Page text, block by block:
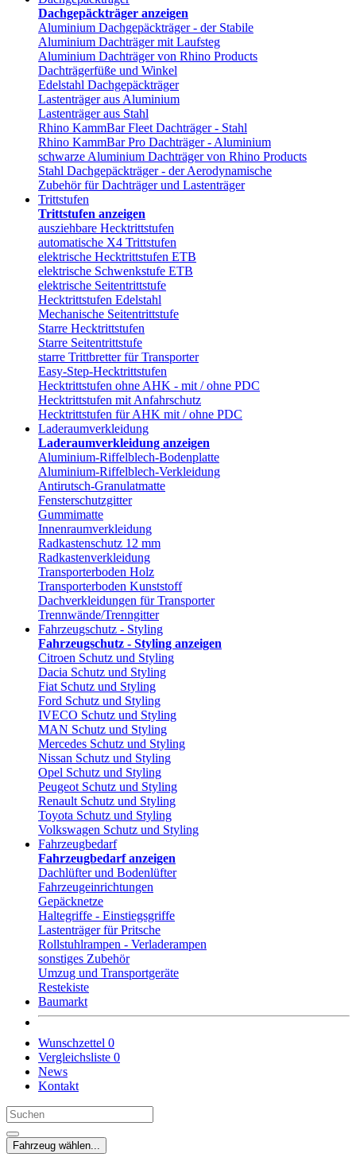
Dachgepäckträger anzeigen
Aluminium Dachgepäckträger - der Stabile
Aluminium Dachträger mit Laufsteg
Aluminium Dachträger von Rhino Products
Dachträgerfüße und Winkel
Edelstahl Dachgepäckträger
Lastenträger aus Aluminium
Lastenträger aus Stahl
Rhino KammBar Fleet Dachträger - Stahl
Rhino KammBar Pro Dachträger - Aluminium
schwarze Aluminium Dachträger von Rhino Products
Stahl Dachgepäckträger - der Aerodynamische
Zubehör für Dachträger und Lastenträger
Trittstufen
Trittstufen anzeigen
ausziehbare Hecktrittstufen
automatische X4 Trittstufen
elektrische Hecktrittstufen ETB
elektrische Schwenkstufe ETB
elektrische Seitentrittstufe
Hecktrittstufen Edelstahl
Mechanische Seitentrittstufe
Starre Hecktrittstufen
Starre Seitentrittstufe
starre Trittbretter für Transporter
Easy-Step-Hecktrittstufen
Hecktrittstufen ohne AHK - mit / ohne PDC
Hecktrittstufen mit Anfahrschutz
Hecktrittstufen für AHK mit / ohne PDC
Laderaumverkleidung
Laderaumverkleidung anzeigen
Aluminium-Riffelblech-Bodenplatte
Aluminium-Riffelblech-Verkleidung
Antirutsch-Granulatmatte
Fensterschutzgitter
Gummimatte
Innenraumverkleidung
Radkastenschutz 12 mm
Radkastenverkleidung
Transporterboden Holz
Transporterboden Kunststoff
Dachverkleidungen für Transporter
Trennwände/Trenngitter
Fahrzeugschutz - Styling
Fahrzeugschutz - Styling anzeigen
Citroen Schutz und Styling
Dacia Schutz und Styling
Fiat Schutz und Styling
Ford Schutz und Styling
IVECO Schutz und Styling
MAN Schutz und Styling
Mercedes Schutz und Styling
Nissan Schutz und Styling
Opel Schutz und Styling
Peugeot Schutz und Styling
Renault Schutz und Styling
Toyota Schutz und Styling
Volkswagen Schutz und Styling
Fahrzeugbedarf
Fahrzeugbedarf anzeigen
Dachlüfter und Bodenlüfter
Fahrzeugeinrichtungen
Gepäcknetze
Haltegriffe - Einstiegsgriffe
Lastenträger für Pritsche
Rollstuhlrampen - Verladerampen
sonstiges Zubehör
Umzug und Transportgeräte
Restekiste
Baumarkt
Wunschzettel 0
Vergleichsliste 0
News
Kontakt
Fahrzeug wählen...